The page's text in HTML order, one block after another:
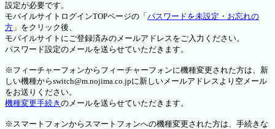
設定が必要です。
モバイルサイトログインTOPページの「 パスワードを未設定・お忘れの
方 」をクリック後、
モバイルサイトにご登録済みのメールアドレスをご入力ください。
パスワード設定のメールを送らせていただきます。
※フィーチャーフォンからフィーチャーフォンに機種変更された方は、新
しい機種からswitch@m.nojima.co.jpに新しいメールアドレスより空メール
をお送りください。
機種変更手続き のメールを送らせていただきます。
※スマートフォンからスマートフォンへの機種変更された方は、手続きな